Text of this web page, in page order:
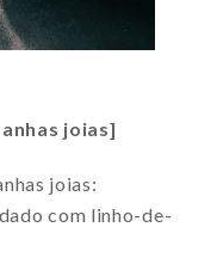
joias]
joias:
com linho-de-